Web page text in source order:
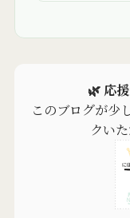
🌿 応
このブログが少
クい